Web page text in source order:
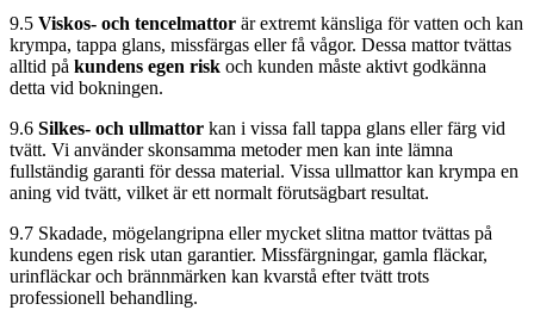
9.5 Viskos- och tencelmattor är extremt känsliga för vatten och kan
krympa, tappa glans, missfärgas eller få vågor. Dessa mattor tvättas
alltid på kundens egen risk och kunden måste aktivt godkänna
detta vid bokningen.
9.6 Silkes- och ullmattor kan i vissa fall tappa glans eller färg vid
tvätt. Vi använder skonsamma metoder men kan inte lämna
fullständig garanti för dessa material. Vissa ullmattor kan krympa en
aning vid tvätt, vilket är ett normalt förutsägbart resultat.
9.7 Skadade, mögelangripna eller mycket slitna mattor tvättas på
kundens egen risk utan garantier. Missfärgningar, gamla fläckar,
urinfläckar och brännmärken kan kvarstå efter tvätt trots
professionell behandling.